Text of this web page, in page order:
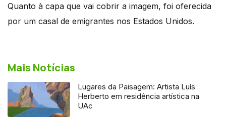
Quanto à capa que vai cobrir a imagem, foi oferecida
por um casal de emigrantes nos Estados Unidos.
Mais Notícias
Lugares da Paisagem: Artista Luís
Herberto em residência artística na
UAc